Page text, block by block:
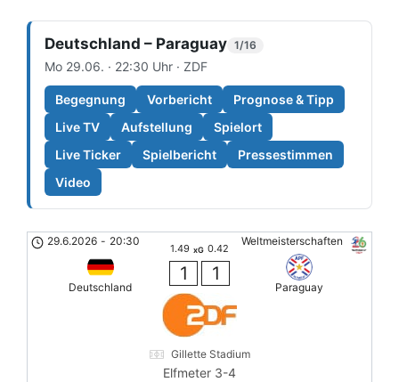
Deutschland – Paraguay 1/16
Mo 29.06. · 22:30 Uhr · ZDF
Begegnung Vorbericht
Prognose & Tipp
Live TV
Aufstellung
Spielort
Live Ticker
Spielbericht
Pressestimmen
Video
Weltmeisterschaften
29.6.2026 - 20:30
Deutschland
1.49 xG 0.42
1 1
Paraguay
Gillette Stadium
Elfmeter 3-4